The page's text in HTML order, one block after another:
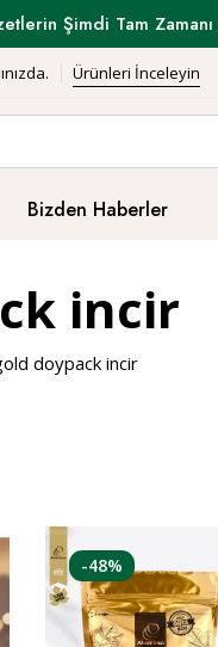
Şimdi Tam
Ürünleri İnceleyin
Bizden Haberler
incir
doypack incir
-48%